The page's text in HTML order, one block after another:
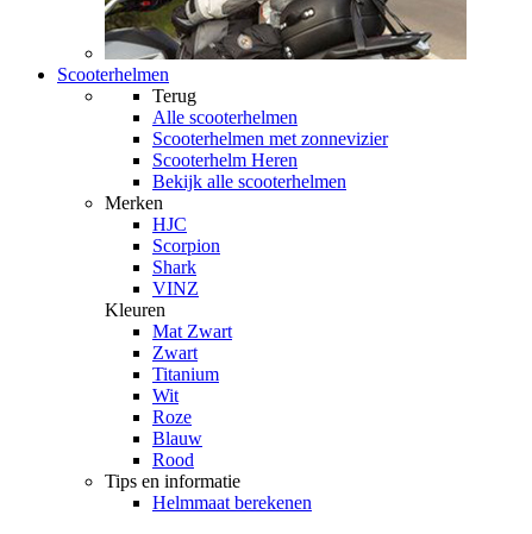
Scooterhelmen
Terug
Alle scooterhelmen
Scooterhelmen met zonnevizier
Scooterhelm Heren
Bekijk alle scooterhelmen
Merken
HJC
Scorpion
Shark
VINZ
Kleuren
Mat Zwart
Zwart
Titanium
Wit
Roze
Blauw
Rood
Tips en informatie
Helmmaat berekenen